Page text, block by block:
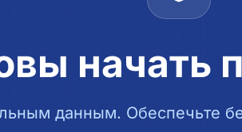
начать
данным. Обеспечьте